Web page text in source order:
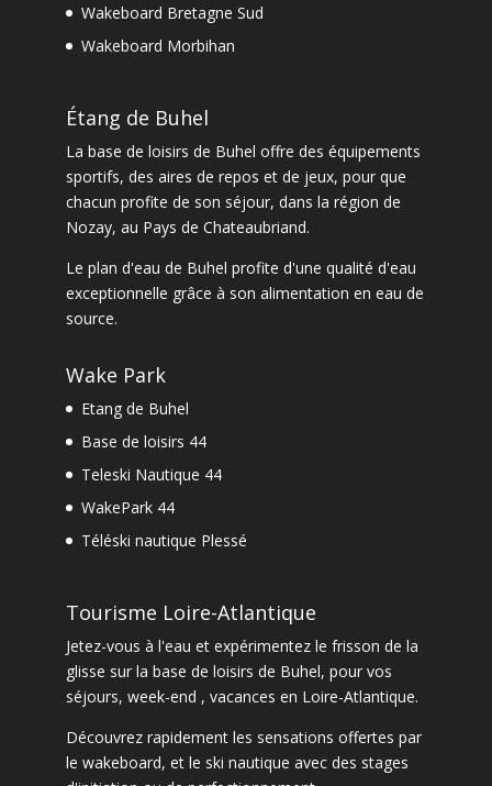
Wakeboard Bretagne Sud
Wakeboard Morbihan
Étang de Buhel
La base de loisirs de Buhel offre des équipements
sportifs, des aires de repos et de jeux, pour que
chacun profite de son séjour, dans la région de
Nozay, au Pays de Chateaubriand.
Le plan d'eau de Buhel profite d'une qualité d'eau
exceptionnelle grâce à son alimentation en eau de
source.
Wake Park
Etang de Buhel
Base de loisirs 44
Teleski Nautique 44
WakePark 44
Téléski nautique Plessé
Tourisme Loire-Atlantique
Jetez-vous à l'eau et expérimentez le frisson de la
glisse sur la base de loisirs de Buhel, pour vos
séjours, week-end , vacances en Loire-Atlantique.
Découvrez rapidement les sensations offertes par
le wakeboard, et le ski nautique avec des stages